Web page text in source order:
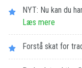
NYT: Nu kan du
Læs mere
Forstå skat for